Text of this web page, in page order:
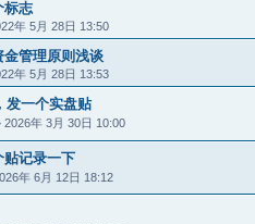
标志
年 5月 28日 13:50
管理原则浅谈
年 5月 28日 13:53
发一个实盘贴
2026年 3月 30日 10:00
贴记录一下
年 6月 12日 18:12